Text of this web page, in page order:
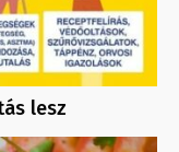
lesz